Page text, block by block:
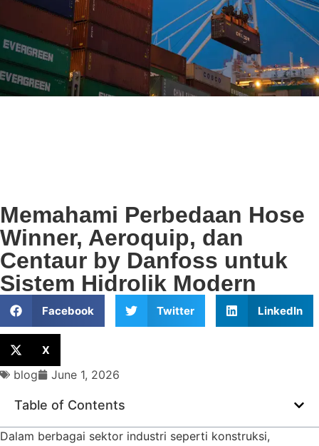
Memahami Perbedaan Hose
Winner, Aeroquip, dan
Centaur by Danfoss untuk
Sistem Hidrolik Modern
Facebook Twitter LinkedIn
X
blog June 1, 2026
Table of Contents
Dalam berbagai sektor industri seperti konstruksi,